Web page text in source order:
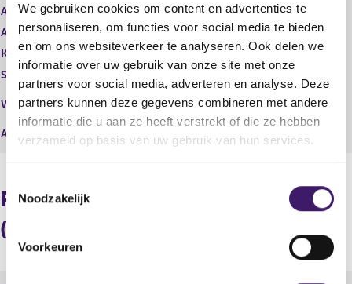
We gebruiken cookies om content en advertenties te
personaliseren, om functies voor social media te bieden
en om ons websiteverkeer te analyseren. Ook delen we
informatie over uw gebruik van onze site met onze
partners voor social media, adverteren en analyse. Deze
partners kunnen deze gegevens combineren met andere
informatie die u aan ze heeft verstrekt of die ze hebben
verzameld op basis van uw gebruik van hun services.
o
e
s
Noodzakelijk
Voorkeuren
t
e
r
r
e
u
l
t
a
s
t
r
e
l
a
a
Aantal aandelen
8.772.696,00
Aantal stemmen
8.772.696,00
Kapitaalbelang
Reëel
Stemrecht
Wijze van beschikken
Afwikkeling
Procentuele verdeling
(longpositie)